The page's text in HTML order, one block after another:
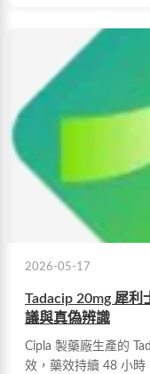
2026-05-17
Tadacip 20mg 犀
議與真偽辨識
Cipla 製藥廠生產的
效，藥效持續 48 小時